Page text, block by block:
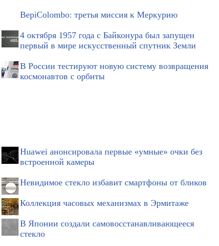
BepiColombo: третья миссия к Меркурию
4 октября 1957 года с Байконура был запущен
первый в мире искусственный спутник Земли
В России тестируют новую систему возвращения
космонавтов с орбиты
Huawei анонсировала первые «умные» очки без
встроенной камеры
Невидимое стекло избавит смартфоны от бликов
Коллекция часовых механизмах в Эрмитаже
В Японии создали самовосстанавливающееся
стекло